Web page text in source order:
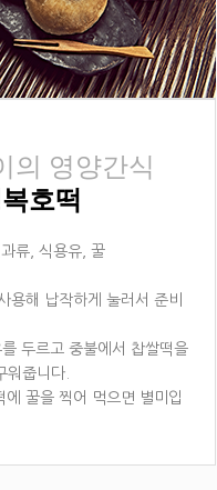
의 영양간식
호떡
류, 식용유, 꿀
용해 납작하게 눌러서 준비
두르고 중불에서 찹쌀떡을
워줍니다.
에 꿀을 찍어 먹으면 별미입